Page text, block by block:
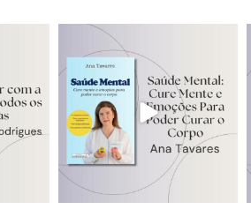
edicoesmahatma
Jul 27